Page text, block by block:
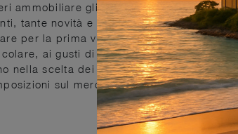
ammobiliare gli spazi indoor con
tante novità e composizioni dei migliori
per la prima volta i locali della tua
ai gusti di chi li vive, per questo è
nella scelta dei nostri arredamenti, tra
sul mercato, completate da